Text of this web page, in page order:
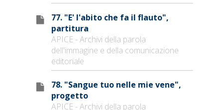
77. "E' l'abito che fa il flauto",
partitura
APICE - Archivi della parola
dell'immagine e della comunicazione
editoriale
78. "Sangue tuo nelle mie vene",
progetto
APICE - Archivi della parola